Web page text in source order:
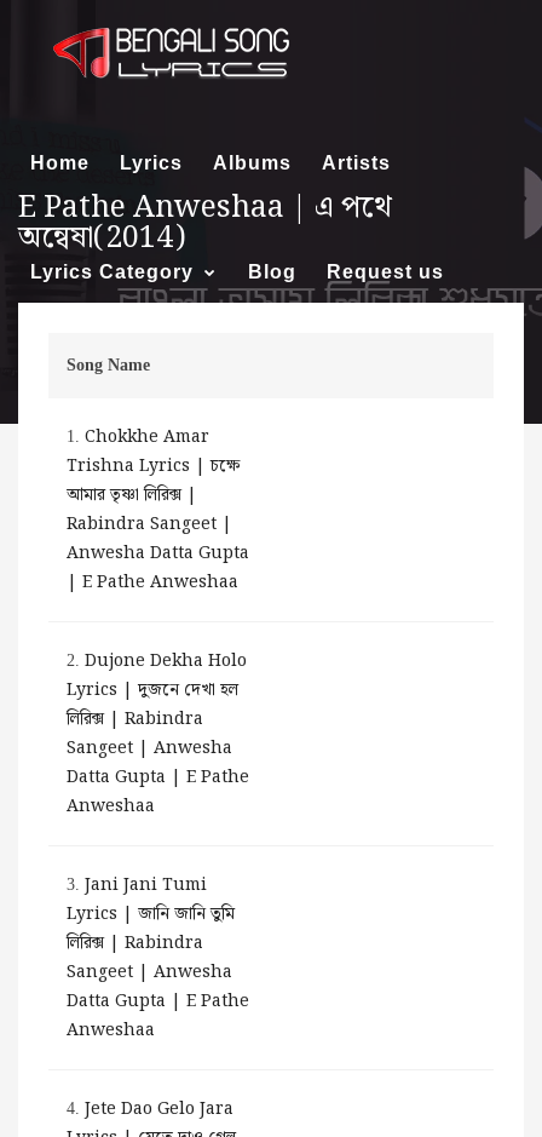
Home Lyrics Albums Artists
Lyrics Category Blog Request us
About us
E Pathe Anweshaa | এ পথে
অন্বেষা(2014)
Song Name
1. Chokkhe Amar
Trishna Lyrics | চক্ষে
আমার তৃষ্ণা লিরিক্স |
Rabindra Sangeet |
Anwesha Datta Gupta
| E Pathe Anweshaa
2. Dujone Dekha Holo
Lyrics | দুজনে দেখা হল
লিরিক্স | Rabindra
Sangeet | Anwesha
Datta Gupta | E Pathe
Anweshaa
3. Jani Jani Tumi
Lyrics | জানি জানি তুমি
লিরিক্স | Rabindra
Sangeet | Anwesha
Datta Gupta | E Pathe
Anweshaa
4. Jete Dao Gelo Jara